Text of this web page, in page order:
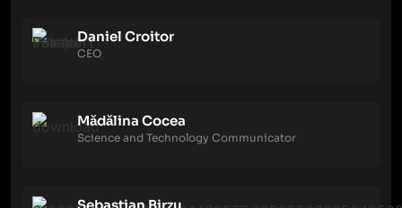
Daniel Croitor
CEO
Mădălina Cocea
Science and Technology Communicator